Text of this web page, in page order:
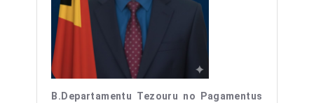
B.Departamentu Tezouru no Pagamentus